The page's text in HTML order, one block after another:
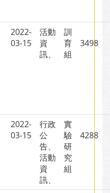
2022-
03-15
活動
資
訊、
訓
育
組
3498
2022-
03-15
行政
公
告、
活動
資
訊、
實
驗
研
究
組
4288